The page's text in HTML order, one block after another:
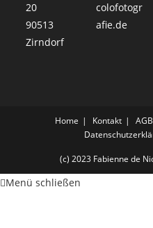
20
90513
Zirndorf
colofotogr
afie.de
Home Kontakt AGB
(c) 2023 Fabienne de
Menü schließen